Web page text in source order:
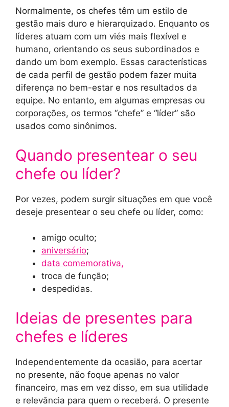
Normalmente, os chefes têm um estilo de
gestão mais duro e hierarquizado. Enquanto os
líderes atuam com um viés mais flexível e
humano, orientando os seus subordinados e
dando um bom exemplo. Essas características
de cada perfil de gestão podem fazer muita
diferença no bem-estar e nos resultados da
equipe. No entanto, em algumas empresas ou
corporações, os termos “chefe” e “líder” são
usados como sinônimos.
Quando presentear o seu
chefe ou líder?
Por vezes, podem surgir situações em que você
deseje presentear o seu chefe ou líder, como:
amigo oculto;
aniversário;
data comemorativa,
troca de função;
despedidas.
Ideias de presentes para
chefes e líderes
Independentemente da ocasião, para acertar
no presente, não foque apenas no valor
financeiro, mas em vez disso, em sua utilidade
e relevância para quem o receberá. O presente